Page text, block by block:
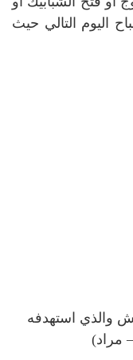
اليوم التالي حيث
والذي استهدفه
مراد)